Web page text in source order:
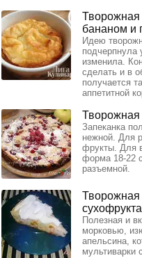
Творожная
бананом и
Идею
подчерпнула
изменила.
сделать и в
получается
аппетитной
Творожная
Запеканка
нежной. Для
фрукты. Для
форма 18-22
разъемной.
Творожная
Полезная и
морковью,
апельсина,
мультиварки